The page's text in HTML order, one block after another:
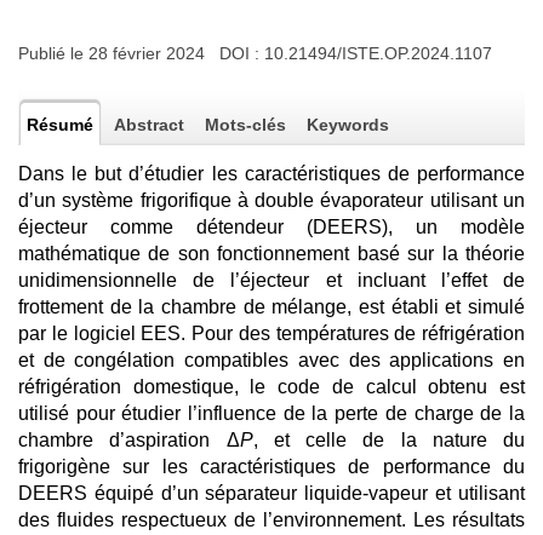
Publié le 28 février 2024 DOI : 10.21494/ISTE.OP.2024.1107
Résumé Abstract Mots-clés Keywords
Dans le but d’étudier les caractéristiques de performance
d’un système frigorifique à double évaporateur utilisant un
éjecteur comme détendeur (DEERS), un modèle
mathématique de son fonctionnement basé sur la théorie
unidimensionnelle de l’éjecteur et incluant l’effet de
frottement de la chambre de mélange, est établi et simulé
par le logiciel EES. Pour des températures de réfrigération
et de congélation compatibles avec des applications en
réfrigération domestique, le code de calcul obtenu est
utilisé pour étudier l’influence de la perte de charge de la
chambre d’aspiration ΔP, et celle de la nature du
frigorigène sur les caractéristiques de performance du
DEERS équipé d’un séparateur liquide-vapeur et utilisant
des fluides respectueux de l’environnement. Les résultats